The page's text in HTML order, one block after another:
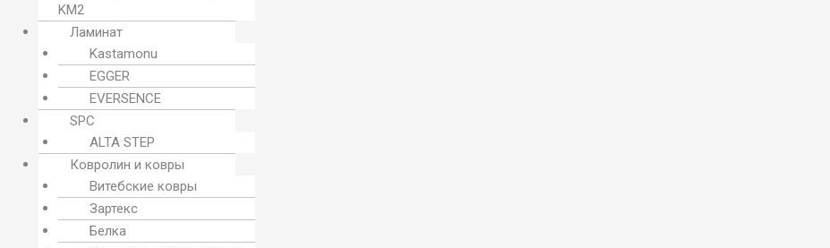
KM2
Ламинат
Kastamonu
EGGER
EVERSENCE
SPC
ALTA STEP
Ковролин и ковры
Витебские ковры
Зартекс
Белка